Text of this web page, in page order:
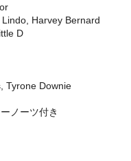
Harvey Bernard
D
Tyrone Downie
ノーツ付き